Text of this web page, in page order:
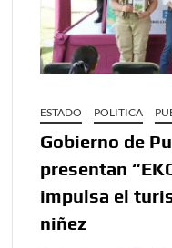
ESTADO POLITICA
Gobierno de
presentan
impulsa el
niñez